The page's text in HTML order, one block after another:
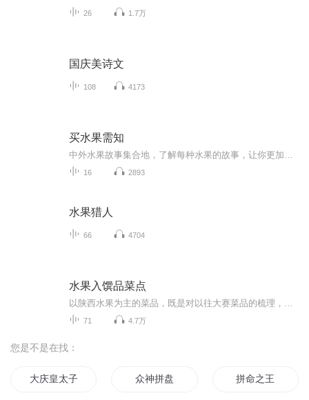
26 1.7万
国庆美诗文
108 4173
买水果需知
16 2893
水果猎人
66 4704
水果入馔品菜点
71 4.7万
您是不是在找：
大庆皇太子 众神拼盘 拼命之王